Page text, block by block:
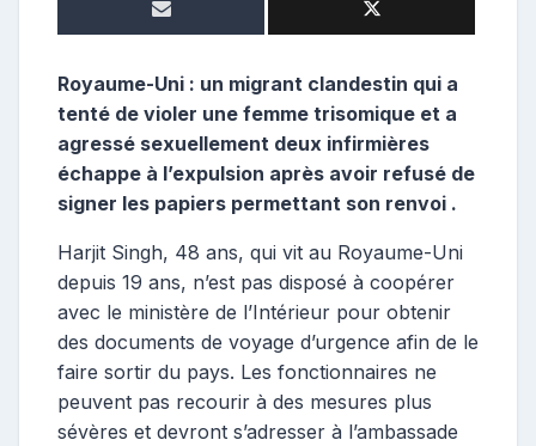
Royaume-Uni : un migrant clandestin qui a
tenté de violer une femme trisomique et a
agressé sexuellement deux infirmières
échappe à l’expulsion après avoir refusé de
signer les papiers permettant son renvoi .
Harjit Singh, 48 ans, qui vit au Royaume-Uni
depuis 19 ans, n’est pas disposé à coopérer
avec le ministère de l’Intérieur pour obtenir
des documents de voyage d’urgence afin de le
faire sortir du pays. Les fonctionnaires ne
peuvent pas recourir à des mesures plus
sévères et devront s’adresser à l’ambassade